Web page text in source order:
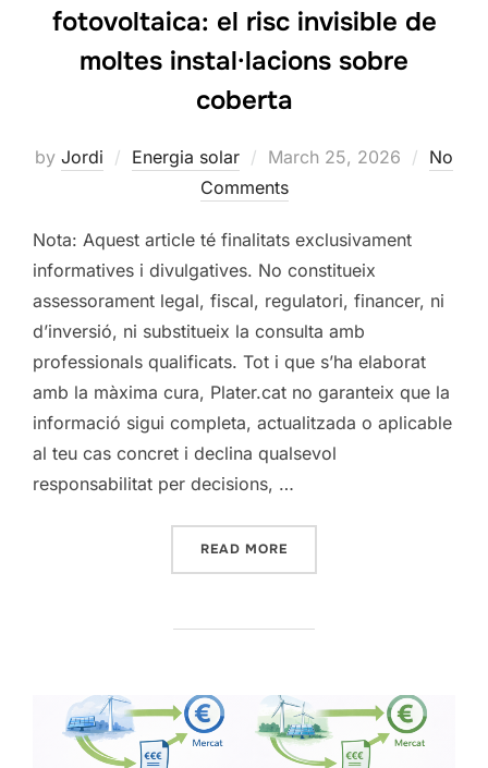
fotovoltaica: el risc invisible de
moltes instal·lacions sobre
coberta
by Jordi Energia solar
Posted
on
March 25, 2026
No
Comments
Nota: Aquest article té finalitats exclusivament
informatives i divulgatives. No constitueix
assessorament legal, fiscal, regulatori, financer, ni
d’inversió, ni substitueix la consulta amb
professionals qualificats. Tot i que s’ha elaborat
amb la màxima cura, Plater.cat no garanteix que la
informació sigui completa, actualitzada o aplicable
al teu cas concret i declina qualsevol
responsabilitat per decisions, …
READ MORE